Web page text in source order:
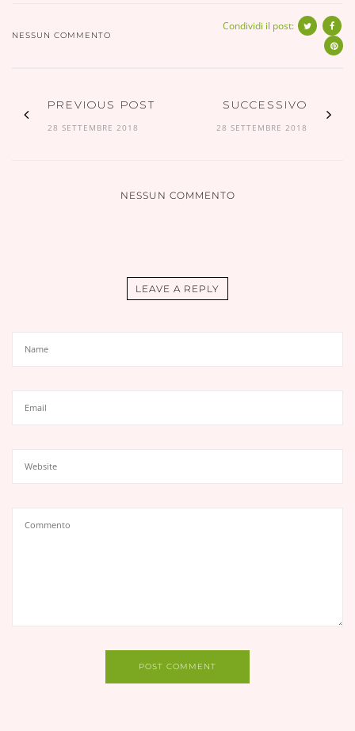
NESSUN COMMENTO
Condividi il post:
PREVIOUS POST
28 SETTEMBRE 2018
SUCCESSIVO
28 SETTEMBRE 2018
NESSUN COMMENTO
LEAVE A REPLY
POST COMMENT